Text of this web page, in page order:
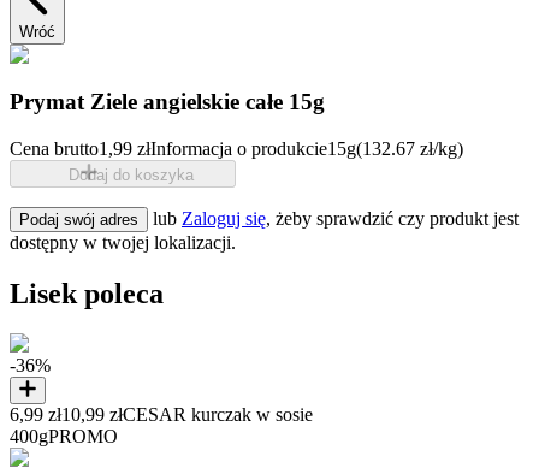
Wróć
Prymat Ziele angielskie całe 15g
Cena brutto1,99 złInformacja o produkcie15g(132.67 zł/kg)
Dodaj do koszyka
Podaj swój adres lub Zaloguj się, żeby sprawdzić czy produkt jest
dostępny w twojej lokalizacji.
Lisek poleca
-36%
6,99 zł10,99 złCESAR kurczak w sosie
400gPROMO